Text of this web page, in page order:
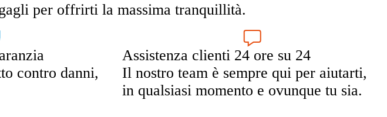
per offrirti la massima tranquillità.
contro danni,
Assistenza clienti 24 ore su 24
Il nostro team è sempre qui per aiutarti,
in qualsiasi momento e ovunque tu sia.